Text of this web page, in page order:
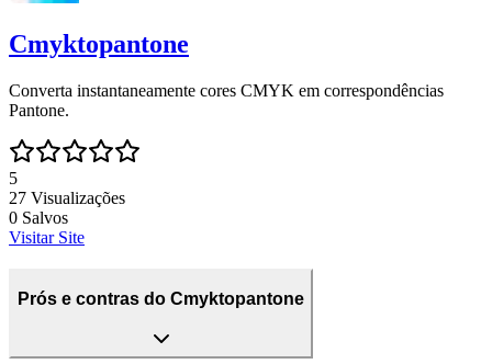
Cmyktopantone
Converta instantaneamente cores CMYK em correspondências
Pantone.
5
27 Visualizações
0 Salvos
Visitar Site
Prós e contras do Cmyktopantone